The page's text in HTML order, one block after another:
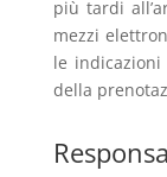
più tardi
mezzi
le
della